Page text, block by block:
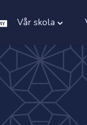
Vår skola
"Vår
skola"
menu